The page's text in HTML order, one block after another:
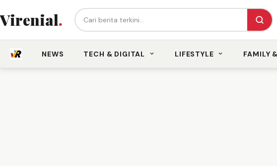
Virenial. Cari berita...
NEWS TECH & DIGITAL LIFESTYLE FAMILY